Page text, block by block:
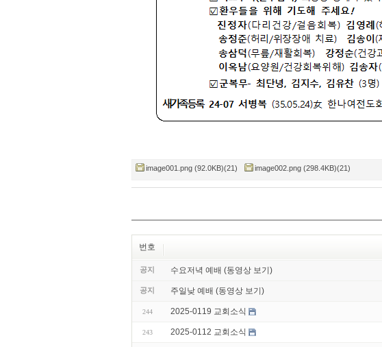
image001.png (92.0KB)(21) image002.png (298.4KB)(21)
번호
공지 수요저녁 예배 (동영상 보기)
공지 주일낮 예배 (동영상 보기)
244 2025-0119 교회소식
243 2025-0112 교회소식